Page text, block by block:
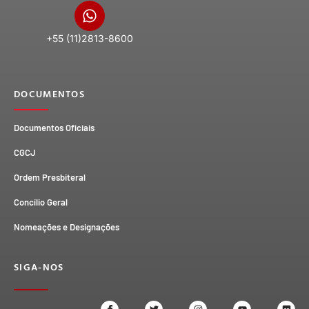
+55 (11)2813-8600
DOCUMENTOS
Documentos Oficiais
CGCJ
Ordem Presbiteral
Concílio Geral
Nomeações e Designações
SIGA-NOS